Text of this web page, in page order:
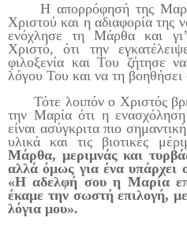
Η απορρόφησή της
Χριστού και η αδιαφορία της
ενόχλησε τη Μάρθα και
Χριστό, ότι την
φιλοξενία και Του ζήτησε
λόγου Του και να τη βοηθήσει
Τότε λοιπόν ο Χριστός
την Μαρία ότι η
είναι ασύγκριτα πιο
υλικά και τις βιοτικές
Μάρθα, μεριμνάς και
αλλά όμως για ένα υπάρχει
«Η αδελφή σου η Μαρία
έκαμε την σωστή επιλογή,
λόγια μου».